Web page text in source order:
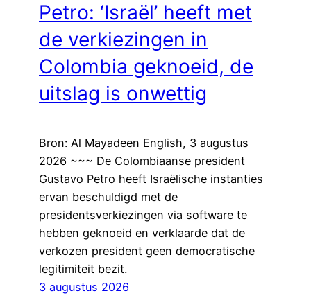
Petro: ‘Israël’ heeft met
de verkiezingen in
Colombia geknoeid, de
uitslag is onwettig
Bron: Al Mayadeen English, 3 augustus
2026 ~~~ De Colombiaanse president
Gustavo Petro heeft Israëlische instanties
ervan beschuldigd met de
presidentsverkiezingen via software te
hebben geknoeid en verklaarde dat de
verkozen president geen democratische
legitimiteit bezit.
3 augustus 2026